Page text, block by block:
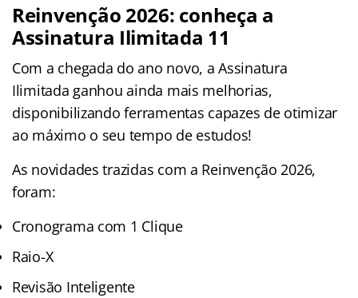
Reinvenção 2026: conheça a
Assinatura Ilimitada 11
Com a chegada do ano novo, a Assinatura
Ilimitada ganhou ainda mais melhorias,
disponibilizando ferramentas capazes de otimizar
ao máximo o seu tempo de estudos!
As novidades trazidas com a Reinvenção 2026,
foram:
Cronograma com 1 Clique
Raio-X
Revisão Inteligente